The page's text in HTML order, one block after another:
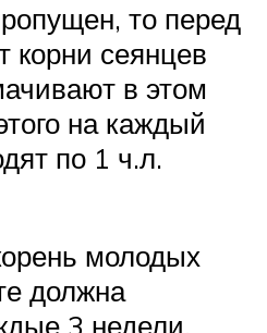
то перед
корни сеянцев
в этом
на каждый
по 1 ч.л.
молодых
должна
3 недели.